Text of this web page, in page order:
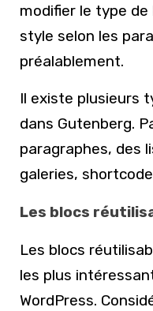
modifier le type
style selon les
préalablement.
Il existe plusieurs
dans Gutenberg.
paragraphes, des
galeries,
Les blocs
Les blocs
les plus
WordPress.